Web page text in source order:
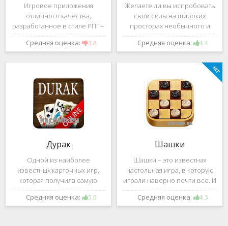
Игровое приложения
отличного качества,
разработанное в стиле РПГ –
это, конечно же, Dark
Avenger. В ней вы сможете
большое количество
проблем на свою
Средняя оценка: 3.8
Желаете ли вы испробовать
свои силы на широких
просторах необычного и
удивительного мира,
который наполнен
Если да, тогда вам к нам. Игра,
которую мы вам предложим
ниже и о
Средняя оценка: 4.4
Дурак
Одной из наиболее
известных карточных игр,
которая получила самую
большую известность среди
всех людей всех возрастных
Средняя оценка: 5.0
Шашки
Шашки – это известная
настольная игра, в которую
играли наверно почти все. И
это не странно. Эта игра
имеет не сложные правила и
Средняя оценка: 4.3